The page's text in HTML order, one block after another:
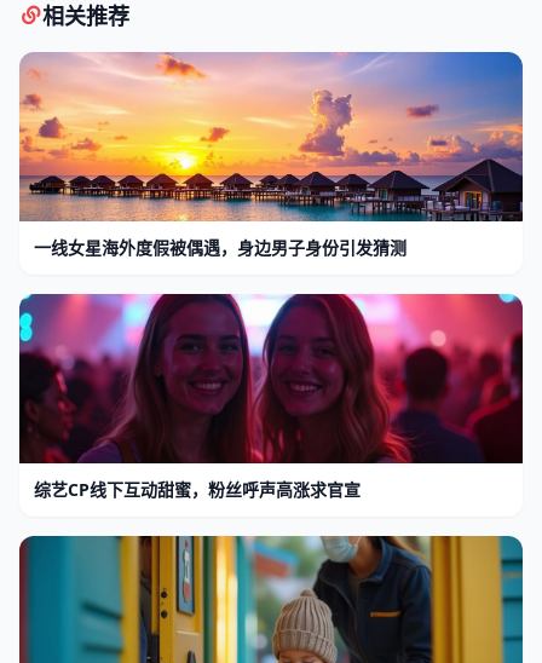
相关推荐
一线女星海外度假被偶遇，身边男子身份引发猜测
综艺CP线下互动甜蜜，粉丝呼声高涨求官宣